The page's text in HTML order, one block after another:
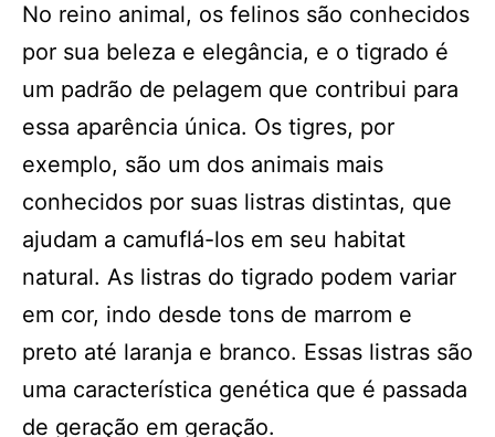
No reino animal, os felinos são conhecidos
por sua beleza e elegância, e o tigrado é
um padrão de pelagem que contribui para
essa aparência única. Os tigres, por
exemplo, são um dos animais mais
conhecidos por suas listras distintas, que
ajudam a camuflá-los em seu habitat
natural. As listras do tigrado podem variar
em cor, indo desde tons de marrom e
preto até laranja e branco. Essas listras são
uma característica genética que é passada
de geração em geração.